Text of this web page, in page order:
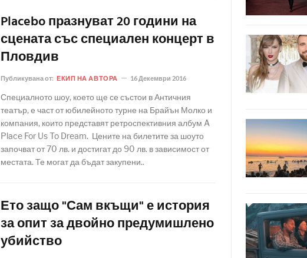
Placebo празнуват 20 години на
сцената със специален концерт в
Пловдив
Публикувана от: ЕКИП НА АВТОРА 16 Декември 2016
Специалното шоу, което ще се състои в Античния
театър, е част от юбилейното турне на Брайън Молко и
компания, които представят ретроспективния албум A
Place For Us To Dream. Цените на билетите за шоуто
започват от 70 лв. и достигат до 90 лв. в зависимост от
местата. Те могат да бъдат закупени..
Ето защо "Сам вкъщи" е история
за опит за двойно предумишлено
убийство